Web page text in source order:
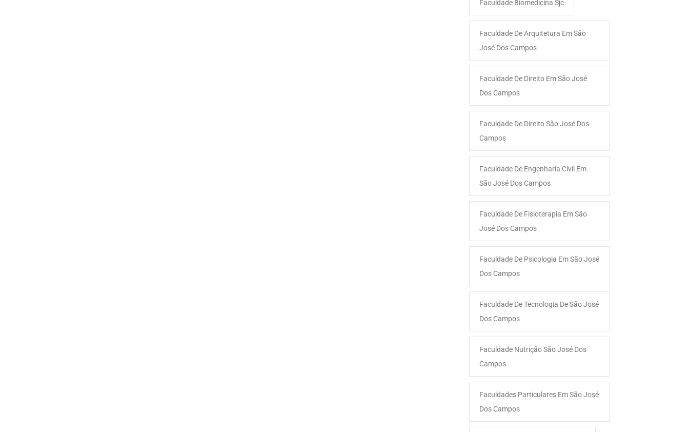
Faculdade Biomedicina Sjc
Faculdade De Arquitetura Em São
José Dos Campos
Faculdade De Direito Em São José
Dos Campos
Faculdade De Direito São José Dos
Campos
Faculdade De Engenharia Civil Em
São José Dos Campos
Faculdade De Fisioterapia Em São
José Dos Campos
Faculdade De Psicologia Em São José
Dos Campos
Faculdade De Tecnologia De São José
Dos Campos
Faculdade Nutrição São José Dos
Campos
Faculdades Particulares Em São José
Dos Campos